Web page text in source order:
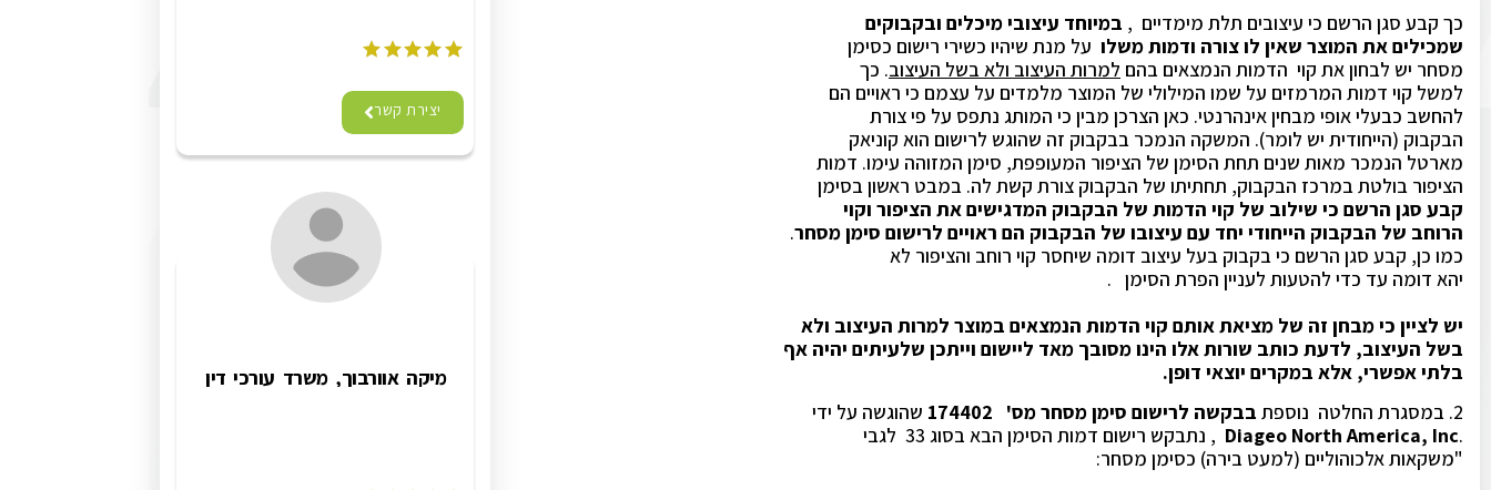
כך קבע סגן הרשם כי עיצובים תלת מימדיים , במיוחד עיצובי מיכלים ובקבוקים
שמכילים את המוצר שאין לו צורה ודמות משלו על מנת שיהיו כשירי רישום כסימן
מסחר יש לבחון את קוי הדמות הנמצאים בהם למרות העיצוב ולא בשל העיצוב. כך
למשל קוי דמות המרמזים על שמו המילולי של המוצר מלמדים על עצמם כי ראויים הם
להחשב כבעלי אופי מבחין אינהרנטי. כאן הצרכן מבין כי המותג נתפס על פי צורת
הבקבוק (הייחודית יש לומר). המשקה הנמכר בבקבוק זה שהוגש לרישום הוא קוניאק
מארטל הנמכר מאות שנים תחת הסימן של הציפור המעופפת, סימן המזוהה עימו. דמות
הציפור בולטת במרכז הבקבוק, תחתיתו של הבקבוק צורת קשת לה. במבט ראשון בסימן
קבע סגן הרשם כי שילוב של קוי הדמות של הבקבוק המדגישים את הציפור וקוי
הרוחב של הבקבוק הייחודי יחד עם עיצובו של הבקבוק הם ראויים לרישום סימן מסחר.
כמו כן, קבע סגן הרשם כי בקבוק בעל עיצוב דומה שיחסר קוי רוחב והציפור לא
יהא דומה עד כדי להטעות לעניין הפרת הסימן .
יש לציין כי מבחן זה של מציאת אותם קוי הדמות הנמצאים במוצר למרות העיצוב ולא
בשל העיצוב, לדעת כותב שורות אלו הינו מסובך מאד ליישום וייתכן שלעיתים יהיה אף
בלתי אפשרי, אלא במקרים יוצאי דופן.
2. במסגרת החלטה נוספת
בבקשה לרישום סימן מסחר מס' 174402
שהוגשה על ידי
.
Diageo North America, Inc , נתבקש רישום דמות הסימן הבא בסוג 33 לגבי
"משקאות אלכוהוליים (למעט בירה) כסימן מסחר:
יצירת קשר
מיקה אוורבוך, משרד עורכי דין